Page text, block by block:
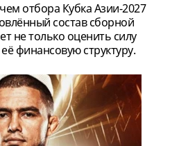
отбора Кубка Азии-2027
состав сборной
не только оценить силу
финансовую структуру.